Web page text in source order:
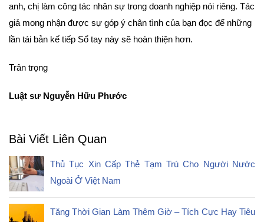
anh, chị làm công tác nhân sự trong doanh nghiệp nói riêng. Tác
giả mong nhận được sự góp ý chân tình của bạn đọc để những
lần tái bản kế tiếp Sổ tay này sẽ hoàn thiện hơn.
Trân trọng
Luật sư Nguyễn Hữu Phước
Bài Viết Liên Quan
Thủ Tục Xin Cấp Thẻ Tạm Trú Cho Người Nước
Ngoài Ở Việt Nam
Tăng Thời Gian Làm Thêm Giờ – Tích Cực Hay Tiêu